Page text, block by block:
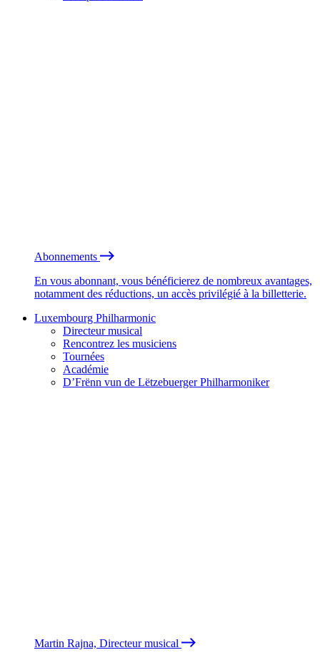
Abonnements
En vous abonnant, vous bénéficierez de nombreux avantages,
notamment des réductions, un accès privilégié à la billetterie.
Luxembourg Philharmonic
Directeur musical
Rencontrez les musiciens
Tournées
Académie
D’Frënn vun de Lëtzebuerger Philharmoniker
Martin Rajna, Directeur musical